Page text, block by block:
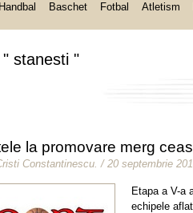
Handbal Baschet Fotbal Atletism
stanesti "
la promovare merg
Constantinescu. / 20 septembrie
Etapa a V-a
echipele